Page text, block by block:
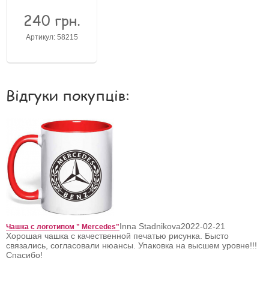
240 грн.
Артикул: 58215
Відгуки покупців:
Чашка с логотипом " Mercedes"Inna Stadnikova2022-02-21
Хорошая чашка с качественной печатью рисунка. Бысто
связались, согласовали нюансы. Упаковка на высшем уровне!!!
Спасибо!